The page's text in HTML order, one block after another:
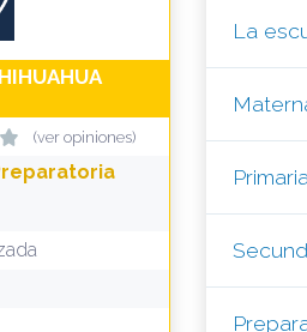
(ver opiniones)
La